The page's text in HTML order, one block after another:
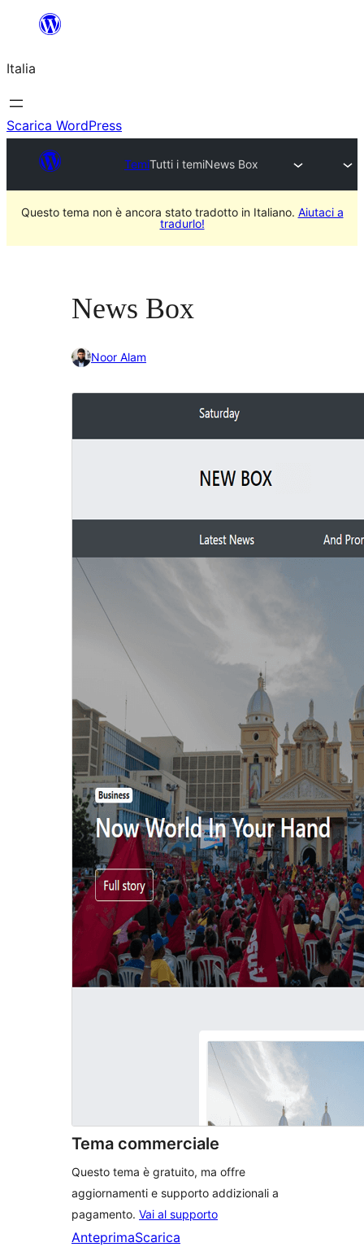
contenuto
Italia
Scarica WordPress
TemiTutti i temiNews Box
Questo tema non è ancora stato tradotto in Italiano. Aiutaci a
tradurlo!
News Box
Noor Alam
Tema commerciale
Questo tema è gratuito, ma offre
aggiornamenti e supporto addizionali a
pagamento. Vai al supporto
AnteprimaScarica